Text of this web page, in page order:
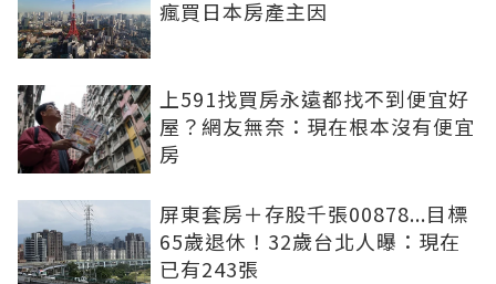
瘋買日本房產主因
上591找買房永遠都找不到便宜好
屋？網友無奈：現在根本沒有便宜
房
屏東套房＋存股千張00878...目標
65歲退休！32歲台北人曝：現在
已有243張